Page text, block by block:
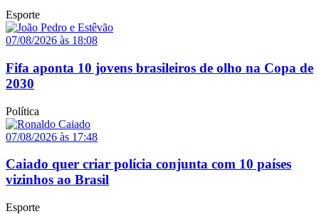
Esporte
07/08/2026 às 18:08
Fifa aponta 10 jovens brasileiros de olho na Copa de
2030
Política
07/08/2026 às 17:48
Caiado quer criar polícia conjunta com 10 países
vizinhos ao Brasil
Esporte